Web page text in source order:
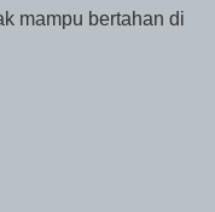
mampu bertahan di